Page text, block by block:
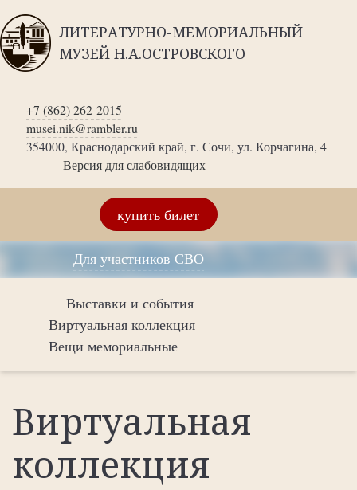
ЛИТЕРАТУРНО-МЕМОРИАЛЬНЫЙ
МУЗЕЙ Н.А.ОСТРОВСКОГО
+7 (862) 262-2015
musei.nik@rambler.ru
354000, Краснодарский край, г. Сочи, ул. Корчагина, 4
Версия для слабовидящих
купить билет
Для участников СВО
Выставки и события
Виртуальная коллекция
Вещи мемориальные
Виртуальная
коллекция